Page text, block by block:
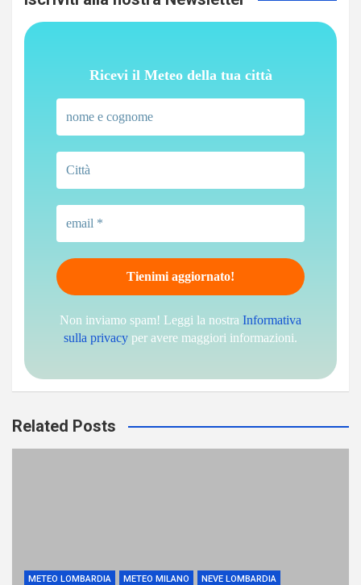
Ricevi il Meteo della tua città
Non inviamo spam! Leggi la nostra Informativa
sulla privacy per avere maggiori informazioni.
Related Posts
METEO LOMBARDIA METEO MILANO
NEVE LOMBARDIA